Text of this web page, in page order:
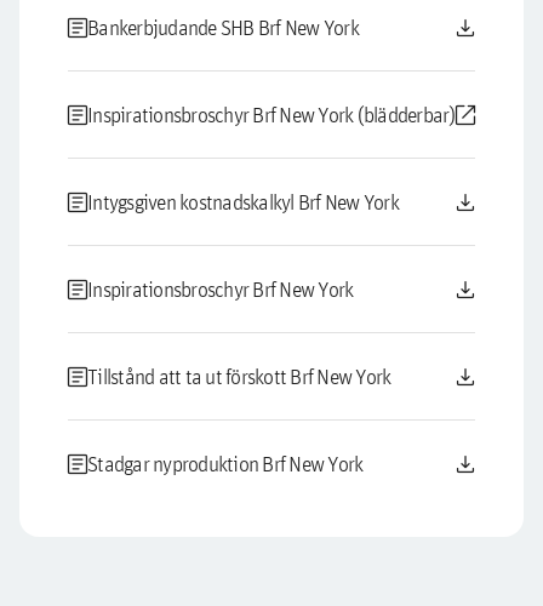
articleBankerbjudande SHB Brf New York download
articleInspirationsbroschyr Brf New York (blädderbar)open_in_new
articleIntygsgiven kostnadskalkyl Brf New York download
articleInspirationsbroschyr Brf New York download
articleTillstånd att ta ut förskott Brf New York download
articleStadgar nyproduktion Brf New York download